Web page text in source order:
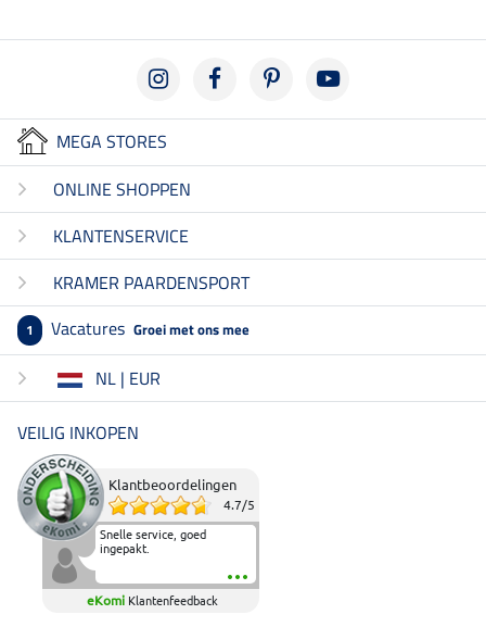
MEGA STORES
ONLINE SHOPPEN
KLANTENSERVICE
KRAMER PAARDENSPORT
1 Vacatures Groei met ons mee
NL | EUR
VEILIG INKOPEN
Klantbeoordelingen
4.7/5
Snelle service, goed
ingepakt.
eKomi Klantenfeedback